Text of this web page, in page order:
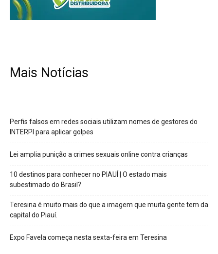
Mais Notícias
Perfis falsos em redes sociais utilizam nomes de gestores do
INTERPI para aplicar golpes
Lei amplia punição a crimes sexuais online contra crianças
10 destinos para conhecer no PIAUÍ | O estado mais
subestimado do Brasil?
Teresina é muito mais do que a imagem que muita gente tem da
capital do Piauí.
Expo Favela começa nesta sexta-feira em Teresina